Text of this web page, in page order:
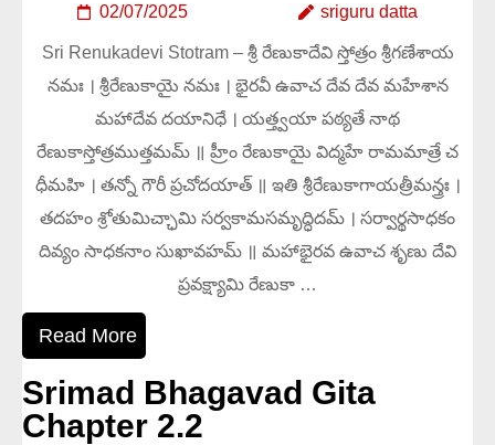
02/07/2025 sriguru datta
Sri Renukadevi Stotram – శ్రీ రేణుకాదేవి స్తోత్రం శ్రీగణేశాయ
నమః । శ్రీరేణుకాయై నమః । భైరవీ ఉవాచ దేవ దేవ మహేశాన
మహాదేవ దయానిధే । యత్త్వయా పఠ్యతే నాథ
రేణుకాస్తోత్రముత్తమమ్ ॥ హ్రీం రేణుకాయై విద్మహే రామమాత్రే చ
ధీమహి । తన్నో గౌరీ ప్రచోదయాత్ ॥ ఇతి శ్రీరేణుకాగాయత్రీమన్త్రః ।
తదహం శ్రోతుమిచ్ఛామి సర్వకామసమృద్ధిదమ్ । సర్వార్థసాధకం
దివ్యం సాధకనాం సుఖావహమ్ ॥ మహాభైరవ ఉవాచ శృణు దేవి
ప్రవక్ష్యామి రేణుకా …
Read More
Srimad Bhagavad Gita
Chapter 2.2